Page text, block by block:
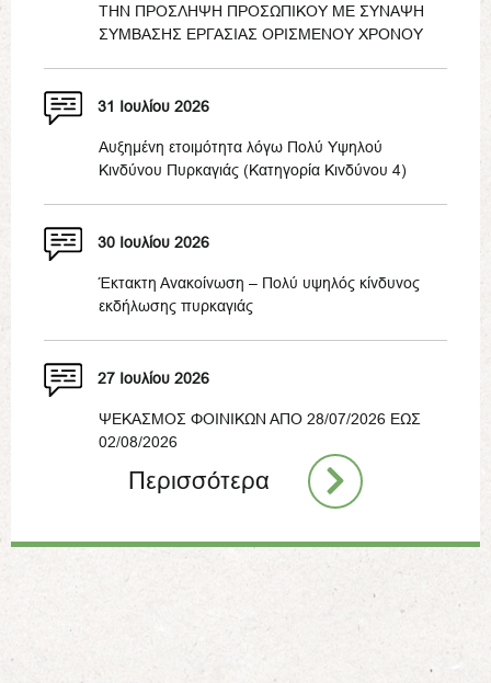
ΤΗΝ ΠΡΟΣΛΗΨΗ ΠΡΟΣΩΠΙΚΟΥ ΜΕ ΣΥΝΑΨΗ
ΣΥΜΒΑΣΗΣ ΕΡΓΑΣΙΑΣ ΟΡΙΣΜΕΝΟΥ ΧΡΟΝΟΥ
31 Ιουλίου 2026
Αυξημένη ετοιμότητα λόγω Πολύ Υψηλού
Κινδύνου Πυρκαγιάς (Κατηγορία Κινδύνου 4)
30 Ιουλίου 2026
Έκτακτη Ανακοίνωση – Πολύ υψηλός κίνδυνος
εκδήλωσης πυρκαγιάς
27 Ιουλίου 2026
ΨΕΚΑΣΜΟΣ ΦΟΙΝΙΚΩΝ ΑΠΟ 28/07/2026 ΕΩΣ
02/08/2026
Περισσότερα